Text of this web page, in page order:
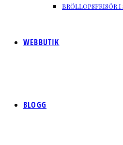
BRÖLLOPSFRISÖR
WEBBUTIK
BLOGG